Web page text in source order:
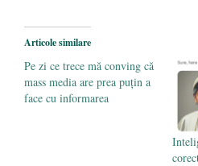
Legea Vexler produce
poetului Octavian
- 16 aprilie 2026
Articole similare
Pe zi ce trece mă conving că
mass media are prea puțin a
face cu informarea